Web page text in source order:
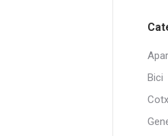
Bici